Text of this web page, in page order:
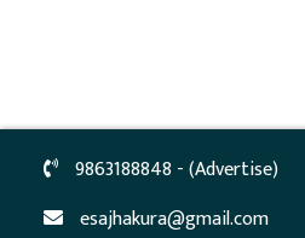
9863188848 - (Advertise)
esajhakura@gmail.com